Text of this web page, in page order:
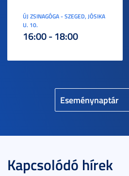
Eseménynaptár
ÚJ ZSINAGÓGA - SZEGED, JÓSIKA
U. 10.
16:00 - 18:00
Kapcsolódó hírek